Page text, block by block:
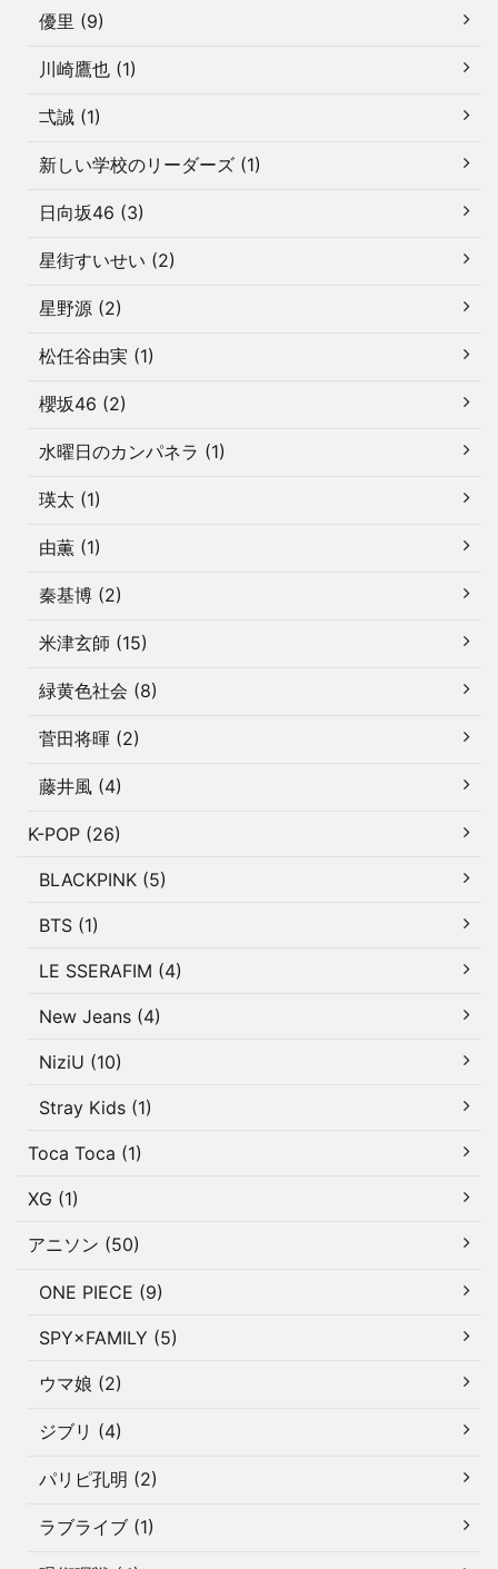
優里 (9)
川崎鷹也 (1)
弌誠 (1)
新しい学校のリーダーズ (1)
日向坂46 (3)
星街すいせい (2)
星野源 (2)
松任谷由実 (1)
櫻坂46 (2)
水曜日のカンパネラ (1)
瑛太 (1)
由薫 (1)
秦基博 (2)
米津玄師 (15)
緑黄色社会 (8)
菅田将暉 (2)
藤井風 (4)
K-POP (26)
BLACKPINK (5)
BTS (1)
LE SSERAFIM (4)
New Jeans (4)
NiziU (10)
Stray Kids (1)
Toca Toca (1)
XG (1)
アニソン (50)
ONE PIECE (9)
SPY×FAMILY (5)
ウマ娘 (2)
ジブリ (4)
パリピ孔明 (2)
ラブライブ (1)